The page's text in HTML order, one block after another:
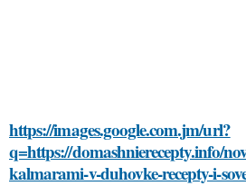
https://images.google.com.jm/url?
q=https://domashnierecepty.info/
kalmarami-v-duhovke-recepty-i-